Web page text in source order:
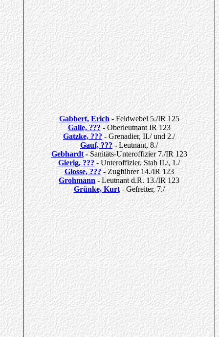
Gabbert, Erich-Feldwebel 5./IR 125
Galle, ???-Oberleutnant IR 123
Gatzke, ??? - Grenadier, II./ und 2./
Gauf, ???-Leutnant, 8./
Gebhardt-Sanitäts-Unteroffizier 7./IR 123
Gierig, ??? - Unteroffizier, Stab II./, 1./
Glosse, ???- Zugführer 14./IR 123
Grohmann -Leutnant d.R. 13./IR 123
Grünke, Kurt- Gefreiter, 7./